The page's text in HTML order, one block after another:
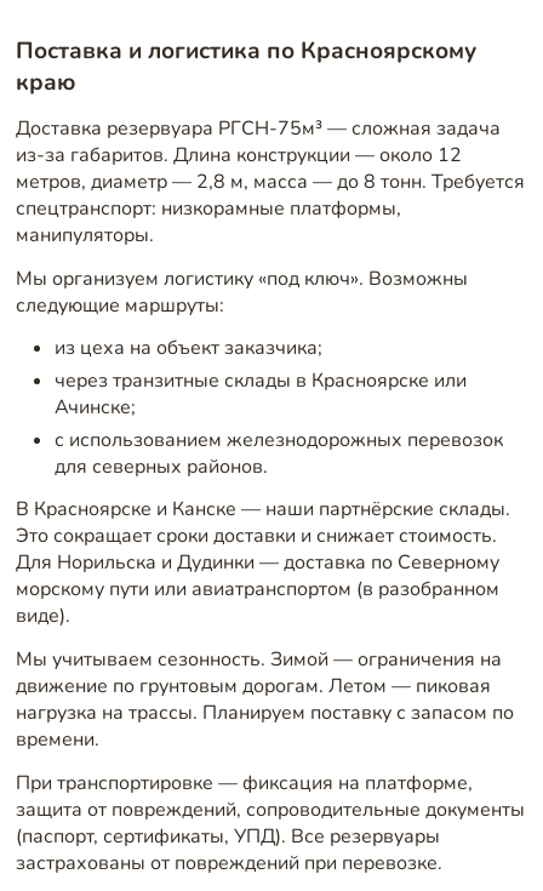
Поставка и логистика по Красноярскому
краю
Доставка резервуара РГСН-75м³ — сложная задача
из-за габаритов. Длина конструкции — около 12
метров, диаметр — 2,8 м, масса — до 8 тонн. Требуется
спецтранспорт: низкорамные платформы,
манипуляторы.
Мы организуем логистику «под ключ». Возможны
следующие маршруты:
из цеха на объект заказчика;
через транзитные склады в Красноярске или
Ачинске;
с использованием железнодорожных перевозок
для северных районов.
В Красноярске и Канске — наши партнёрские склады.
Это сокращает сроки доставки и снижает стоимость.
Для Норильска и Дудинки — доставка по Северному
морскому пути или авиатранспортом (в разобранном
виде).
Мы учитываем сезонность. Зимой — ограничения на
движение по грунтовым дорогам. Летом — пиковая
нагрузка на трассы. Планируем поставку с запасом по
времени.
При транспортировке — фиксация на платформе,
защита от повреждений, сопроводительные документы
(паспорт, сертификаты, УПД). Все резервуары
застрахованы от повреждений при перевозке.